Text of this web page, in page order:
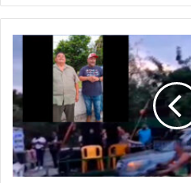
#Apatzingán
Marcharon
Apoyo
Al
Grupo
Musical
Hermanos
Jiménez